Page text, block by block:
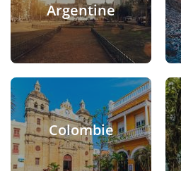
Argentine
Colombie